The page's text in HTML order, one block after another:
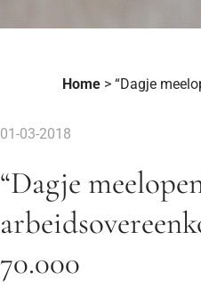
Home > “Dagje
01-03-2018
“Dagje
70.000